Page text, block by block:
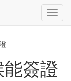
切
換
簽證